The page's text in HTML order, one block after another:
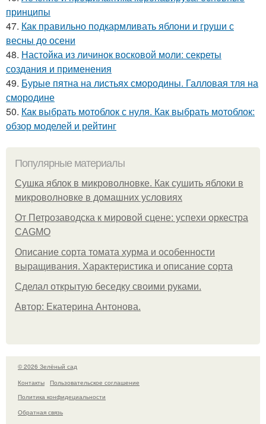
принципы
47. Как правильно подкармливать яблони и груши с
весны до осени
48. Настойка из личинок восковой моли: секреты
создания и применения
49. Бурые пятна на листьях смородины. Галловая тля на
смородине
50. Как выбрать мотоблок с нуля. Как выбрать мотоблок:
обзор моделей и рейтинг
Популярные материалы
Сушка яблок в микроволновке. Как сушить яблоки в
микроволновке в домашних условиях
От Петрозаводска к мировой сцене: успехи оркестра
CAGMO
Описание сорта томата хурма и особенности
выращивания. Характеристика и описание сорта
Сделал открытую беседку своими руками.
Автор: Екатерина Антонова.
© 2026 Зелёный сад
Контакты
Пользовательское соглашение
Политика конфидециальности
Обратная связь